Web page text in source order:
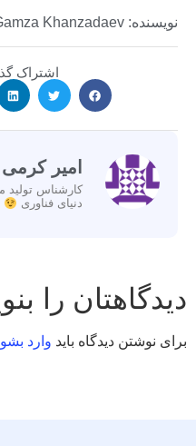
نویسنده: Gamza Khanzadaev
اشتراک
امیر کرمی
کارشناس تولید
دنیای فناوری
دیدگاهتان را
برای نوشتن دیدگاه باید وارد